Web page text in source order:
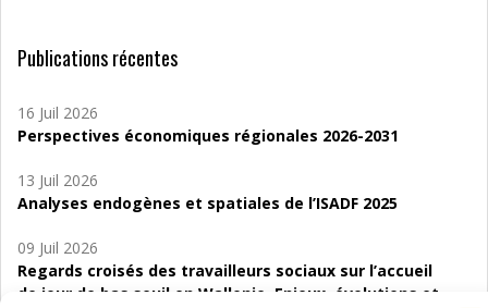
Publications récentes
16 Juil 2026
Perspectives économiques régionales 2026-2031
13 Juil 2026
Analyses endogènes et spatiales de l’ISADF 2025
09 Juil 2026
Regards croisés des travailleurs sociaux sur l’accueil
de jour de bas seuil en Wallonie. Enjeux, évolutions et